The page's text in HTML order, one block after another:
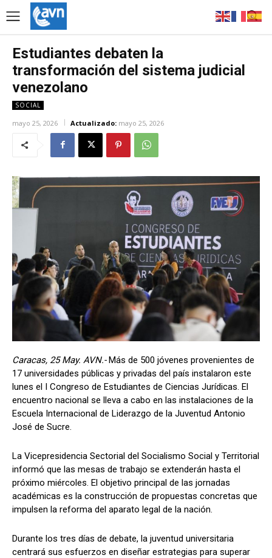
Estudiantes debaten la
transformación del sistema judicial
venezolano
SOCIAL
mayo 25, 2026 Actualizado: mayo 25, 2026
Caracas, 25 May. AVN.-Más de 500 jóvenes provenientes de
17 universidades públicas y privadas del país instalaron este
lunes el I Congreso de Estudiantes de Ciencias Jurídicas. El
encuentro nacional se lleva a cabo en las instalaciones de la
Escuela Internacional de Liderazgo de la Juventud Antonio
José de Sucre.
La Vicepresidencia Sectorial del Socialismo Social y Territorial
informó que las mesas de trabajo se extenderán hasta el
próximo miércoles. El objetivo principal de las jornadas
académicas es la construcción de propuestas concretas que
impulsen la reforma del aparato legal de la nación.
Durante los tres días de debate, la juventud universitaria
centrará sus esfuerzos en diseñar estrategias para superar